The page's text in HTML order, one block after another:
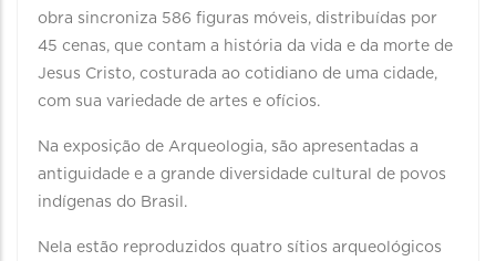
obra sincroniza 586 figuras móveis, distribuídas por
45 cenas, que contam a história da vida e da morte de
Jesus Cristo, costurada ao cotidiano de uma cidade,
com sua variedade de artes e ofícios.
Na exposição de Arqueologia, são apresentadas a
antiguidade e a grande diversidade cultural de povos
indígenas do Brasil.
Nela estão reproduzidos quatro sítios arqueológicos